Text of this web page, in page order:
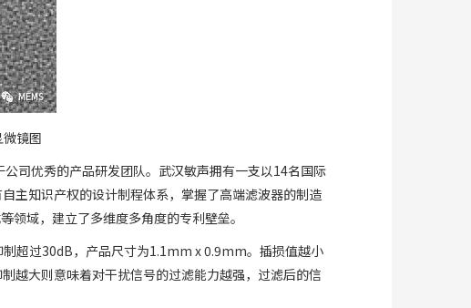
镜图
司优秀的产品研发团队。武汉敏声拥有一支以14名国际
主知识产权的设计制程体系，掌握了高端滤波器的制造
域，建立了多维度多角度的专利壁垒。
超过30dB，产品尺寸为1.1mm x 0.9mm。插损值越小
越大则意味着对干扰信号的过滤能力越强，过滤后的信